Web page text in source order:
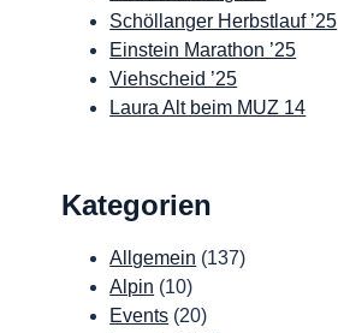
Schöllanger Herbstlauf ’25
Einstein Marathon ’25
Viehscheid ’25
Laura Alt beim MUZ 14
Kategorien
Allgemein (137)
Alpin (10)
Events (20)